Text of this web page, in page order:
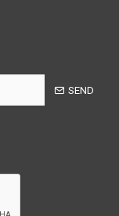
SEND